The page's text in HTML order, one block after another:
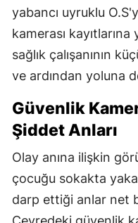
yabancı uyruklu
kamerası
sağlık çalışanının
ve ardından yoluna
Güvenlik
Şiddet Anları
Olay anına ilişkin
çocuğu sokakta
darp ettiği anlar net